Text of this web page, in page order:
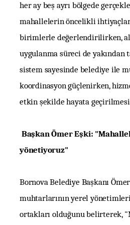
her ay beş ayrı bölgede
mahallelerin öncelikli
birimlerle değerlendirilirken,
uygulanma süreci de yakından
sistem sayesinde belediye ile
koordinasyon güçlenirken,
etkin şekilde hayata
Başkan Ömer Eşki:
yönetiyoruz"
Bornova Belediye Başkanı
muhtarlarının yerel
ortakları olduğunu belirterek,